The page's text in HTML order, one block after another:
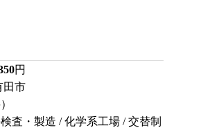
円
田市
査・製造 / 化学系工場 / 交替制